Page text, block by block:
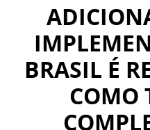
BRASIL É
COMO